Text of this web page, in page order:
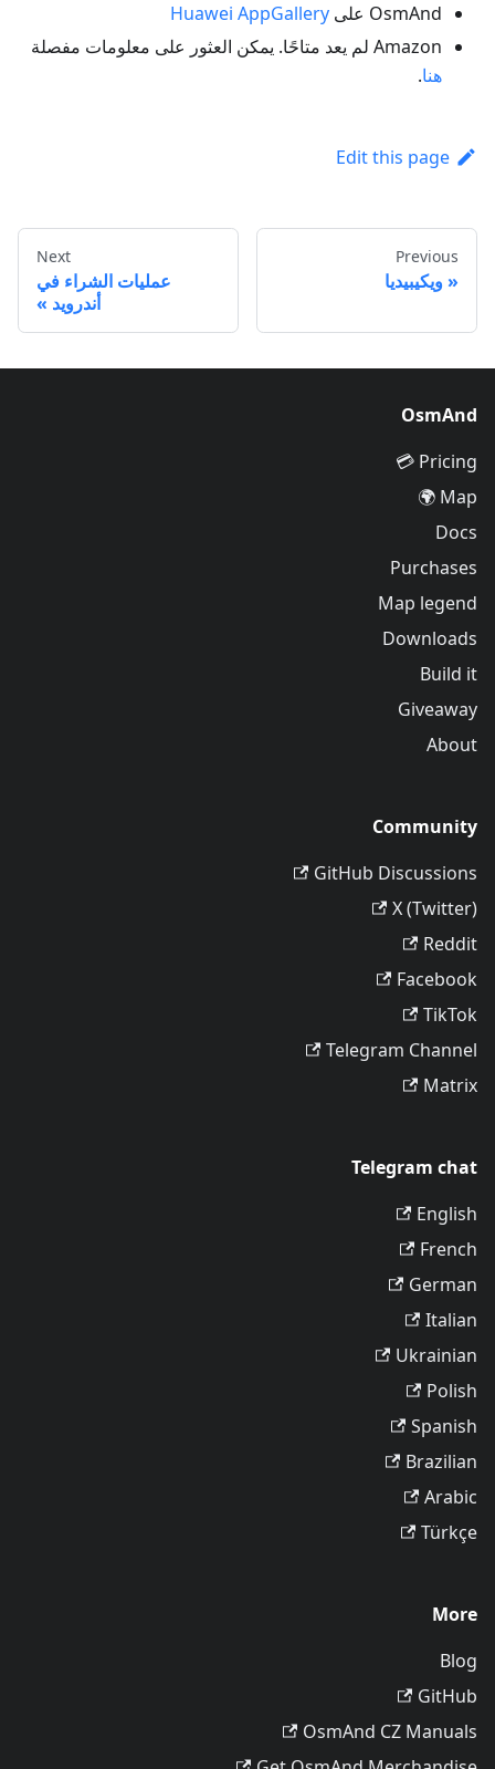
OsmAnd على
Huawei AppGallery
Amazon لم يعد متاحًا. يمكن العثور على معلومات مفصلة
هنا.
Edit this page
Previous
ويكيبيديا
Next
عمليات الشراء في
أندرويد
OsmAnd
Pricing 💳
Map 🌍
Docs
Purchases
Map legend
Downloads
Build it
Giveaway
About
Community
GitHub Discussions
X (Twitter)
Reddit
Facebook
TikTok
Telegram Channel
Matrix
Telegram chat
English
French
German
Italian
Ukrainian
Polish
Spanish
Brazilian
Arabic
Türkçe
More
Blog
GitHub
OsmAnd CZ Manuals